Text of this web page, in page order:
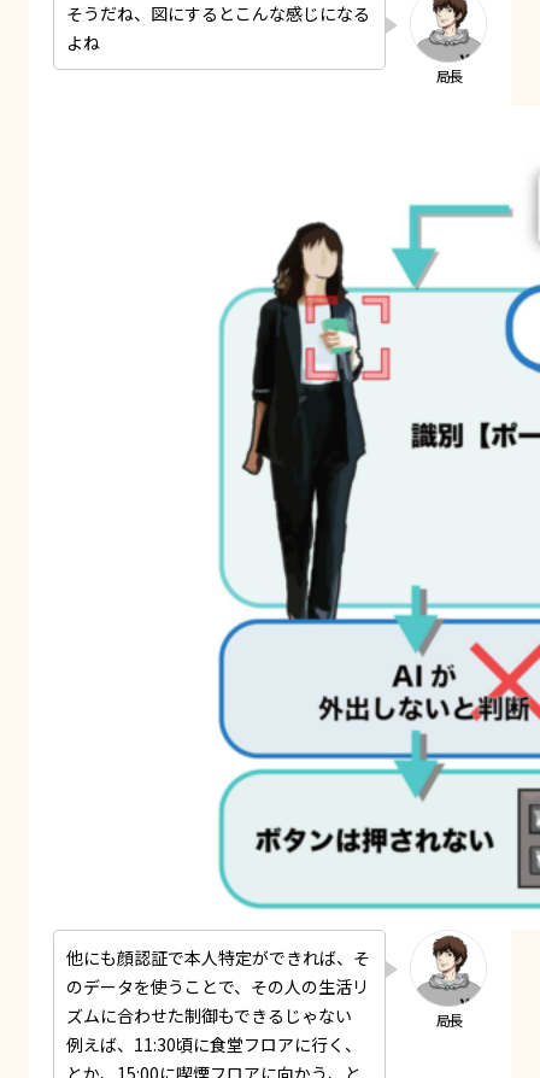
そうだね、図にするとこんな感じになる
よね
他にも顔認証で本人特定ができれば、そ
のデータを使うことで、その人の生活リ
ズムに合わせた制御もできるじゃない
例えば、11:30頃に食堂フロアに行く、
とか、15:00に喫煙フロアに向かう、と